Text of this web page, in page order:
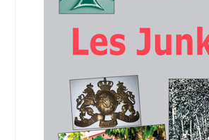
Login Customizer
Politique de confidentialité et cookies